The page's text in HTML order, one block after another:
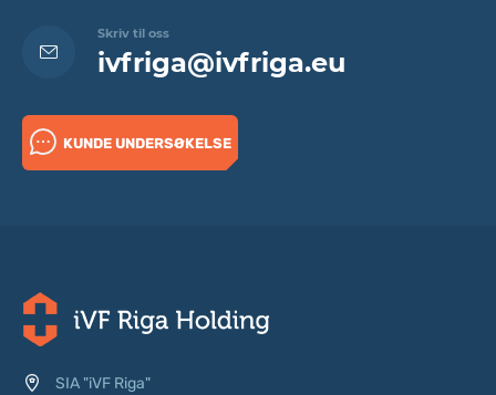
Skriv til oss
ivfriga@ivfriga.eu
KUNDE UNDERSØKELSE
SIA "iVF Riga"